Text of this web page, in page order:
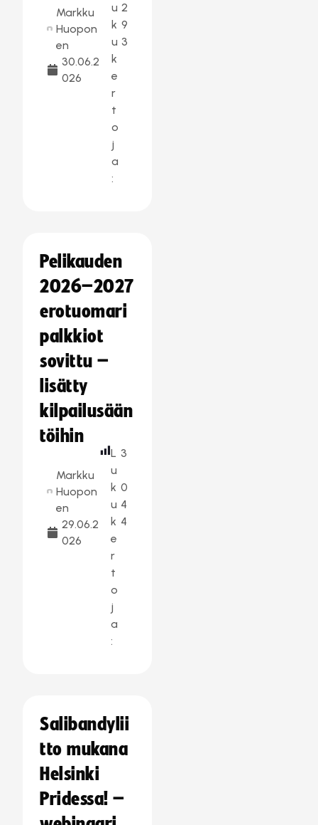
Markku
Huopon
en
30.06.2
026
u
k
u
k
e
r
t
o
j
a
:
2
9
3
Pelikauden
2026–2027
erotuomari
palkkiot
sovittu –
lisätty
kilpailusään
töihin
Markku
Huopon
en
29.06.2
026
L
u
k
u
k
e
r
t
o
j
a
:
3
0
4
4
Salibandylii
tto mukana
Helsinki
Pridessa! –